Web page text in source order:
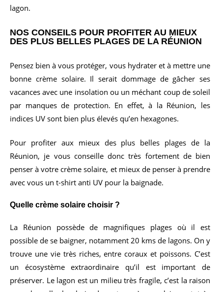
lagon.
NOS CONSEILS POUR PROFITER AU MIEUX
DES PLUS BELLES PLAGES DE LA RÉUNION
Pensez bien à vous protéger, vous hydrater et à mettre une
bonne crème solaire. Il serait dommage de gâcher ses
vacances avec une insolation ou un méchant coup de soleil
par manques de protection. En effet, à la Réunion, les
indices UV sont bien plus élevés qu’en hexagones.
Pour profiter aux mieux des plus belles plages de la
Réunion, je vous conseille donc très fortement de bien
penser à votre crème solaire, et mieux de penser à prendre
avec vous un t-shirt anti UV pour la baignade.
Quelle crème solaire choisir ?
La Réunion possède de magnifiques plages où il est
possible de se baigner, notamment 20 kms de lagons. On y
trouve une vie très riches, entre coraux et poissons. C’est
un écosystème extraordinaire qu’il est important de
préserver. Le lagon est un milieu très fragile, c’est la raison